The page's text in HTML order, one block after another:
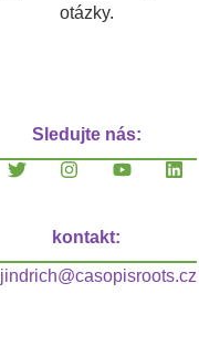
otázky.
Sledujte nás:
kontakt:
jindrich@casopisroots.cz